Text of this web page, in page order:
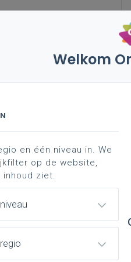
beheersing van
bewaken, wordt ook
Welkom
en één niveau in. We
op de website,
ziet.